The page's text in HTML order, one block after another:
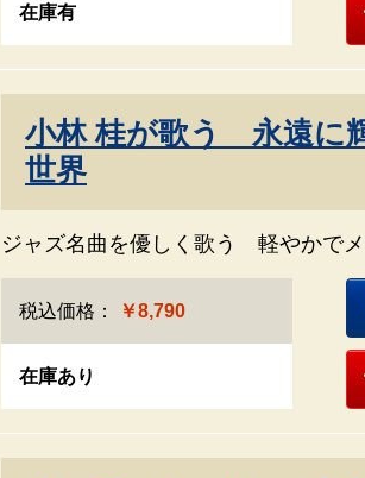
在庫有
小林 桂が歌う 永遠に
世界
ジャズ名曲を優しく歌う 軽やかで
税込価格： ￥8,790
在庫あり